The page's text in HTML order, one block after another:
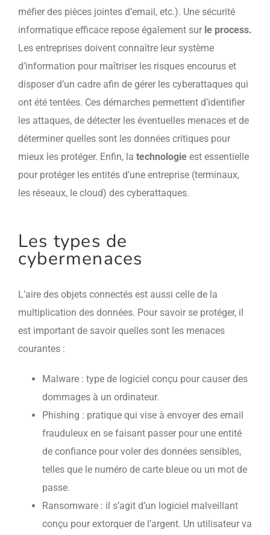
méfier des pièces jointes d’email, etc.). Une sécurité
informatique efficace repose également sur le process.
Les entreprises doivent connaître leur système
d’information pour maîtriser les risques encourus et
disposer d’un cadre afin de gérer les cyberattaques qui
ont été tentées. Ces démarches permettent d’identifier
les attaques, de détecter les éventuelles menaces et de
déterminer quelles sont les données critiques pour
mieux les protéger. Enfin, la technologieest essentielle
pour protéger les entités d’une entreprise (terminaux,
les réseaux, le cloud) des cyberattaques.
Les types de
cybermenaces
L’aire des objets connectés est aussi celle de la
multiplication des données. Pour savoir se protéger, il
est important de savoir quelles sont les menaces
courantes :
Malware : type de logiciel conçu pour causer des
dommages à un ordinateur.
Phishing : pratique qui vise à envoyer des email
frauduleux en se faisant passer pour une entité
de confiance pour voler des données sensibles,
telles que le numéro de carte bleue ou un mot de
passe.
Ransomware : il s’agit d’un logiciel malveillant
conçu pour extorquer de l’argent. Un utilisateur va